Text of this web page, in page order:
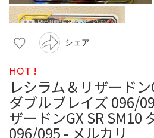
シェア
HOT !
レシラム＆リザードン
ダブルブレイズ 096/
ザードンGX SR SM10
096/095 - メルカリ